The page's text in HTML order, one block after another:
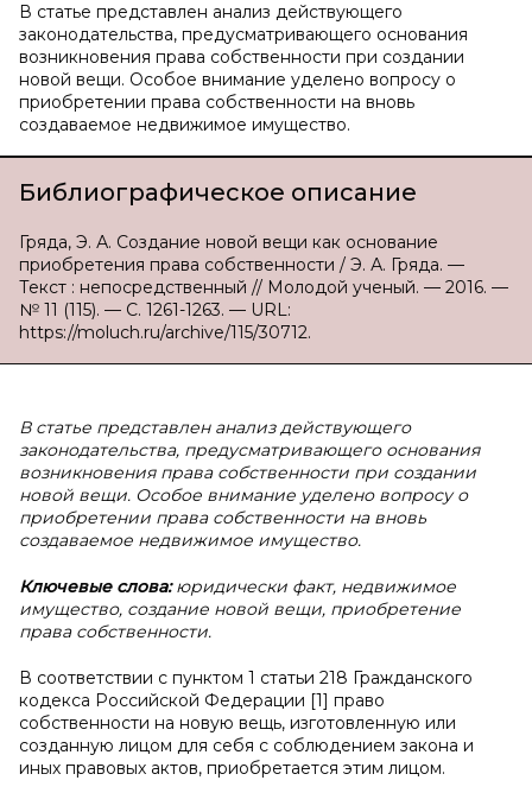
В статье представлен анализ действующего
законодательства, предусматривающего основания
возникновения права собственности при создании
новой вещи. Особое внимание уделено вопросу о
приобретении права собственности на вновь
создаваемое недвижимое имущество.
Библиографическое описание
Гряда, Э. А. Создание новой вещи как основание
приобретения права собственности / Э. А. Гряда. —
Текст : непосредственный // Молодой ученый. — 2016. —
№ 11 (115). — С. 1261-1263. — URL:
https://moluch.ru/archive/115/30712.
В статье представлен анализ действующего
законодательства, предусматривающего основания
возникновения права собственности при создании
новой вещи. Особое внимание уделено вопросу о
приобретении права собственности на вновь
создаваемое недвижимое имущество.
Ключевые слова:юридически факт, недвижимое
имущество, создание новой вещи, приобретение
права собственности.
В соответствии с пунктом 1 статьи 218 Гражданского
кодекса Российской Федерации [1] право
собственности на новую вещь, изготовленную или
созданную лицом для себя с соблюдением закона и
иных правовых актов, приобретается этим лицом.